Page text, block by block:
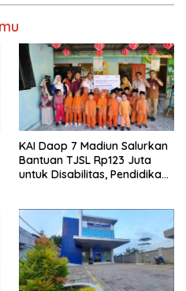
KAI Daop 7 Madiun Salurkan
Bantuan TJSL Rp123 Juta
untuk Disabilitas, Pendidikan,